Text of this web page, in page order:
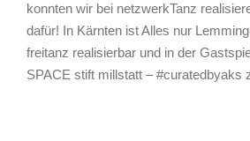
konnten wir bei netzwerkTanz
dafür! In Kärnten ist Alles nur
freitanz realisierbar und in der
SPACE stift millstatt – #curatedbyaks